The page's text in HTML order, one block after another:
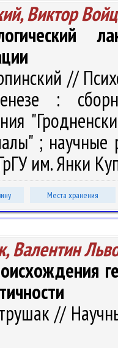
Виктор
//
:
;
им. Янки
Места хранения
Валентин
//